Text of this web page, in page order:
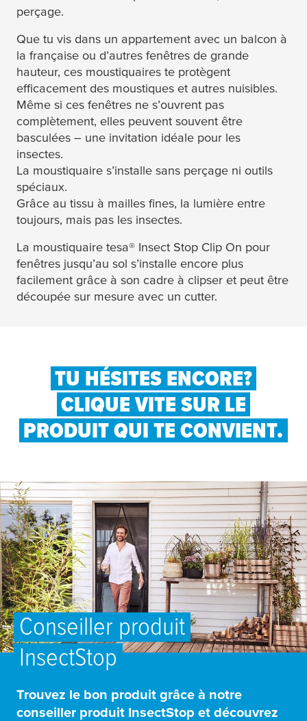
perçage.
Que tu vis dans un appartement avec un balcon à
la française ou d’autres fenêtres de grande
hauteur, ces moustiquaires te protègent
efficacement des moustiques et autres nuisibles.
Même si ces fenêtres ne s’ouvrent pas
complètement, elles peuvent souvent être
basculées – une invitation idéale pour les
insectes.
La moustiquaire s’installe sans perçage ni outils
spéciaux.
Grâce au tissu à mailles fines, la lumière entre
toujours, mais pas les insectes.
La moustiquaire tesa® Insect Stop Clip On pour
fenêtres jusqu’au sol s’installe encore plus
facilement grâce à son cadre à clipser et peut être
découpée sur mesure avec un cutter.
TU HÉSITES ENCORE?
CLIQUE VITE SUR LE
PRODUIT QUI TE CONVIENT.
Conseiller produit
InsectStop
Trouvez le bon produit grâce à notre
conseiller produit InsectStop et découvrez